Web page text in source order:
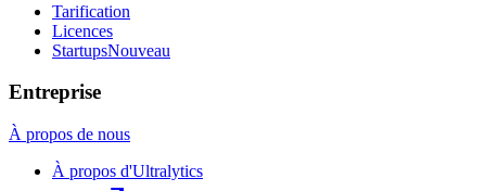
Tarification
Licences
StartupsNouveau
Entreprise
À propos de nous
À propos d'Ultralytics